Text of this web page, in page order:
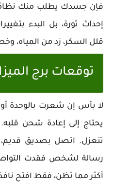
فإن جسدك يطلب منك
إحداث ثورة، بل البدء
قلل السكر، زد من المياه،
توقعات برج
لا بأس إن شعرت بالوحدة
يحتاج إلى إعادة شحن
تنعزل. اتصل بصديق قديم،
رسالة لشخص فقدت
أكثر مما تظن، فقط افتح